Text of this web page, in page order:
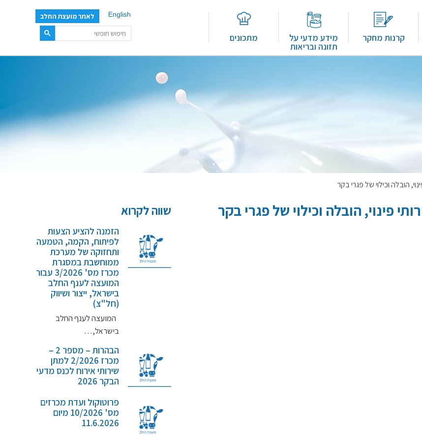
קרנות מחקר מידע מדעי על
תזונה ובריאות
מתכונים
English לאתר מועצת החלב
שווה לקרוא
הזמנה להציע הצעות
לפיתוח, הקמה, הטמעה
ותחזוקה של מערכת
ממוחשבת במסגרת
מכרז מס' 3/2026 עבור
המועצה לענף החלב
בישראל, ייצור ושיווק
(חל"צ)
המועצה לענף החלב
בישראל,…
הבהרות – מספר 2 –
מכרז 2/2026 למתן
שירותי אירוח לכנס מדעי
הבקר 2026
פרוטוקול ועדת מכרזים
מס' 10/2026 מיום
11.6.2026